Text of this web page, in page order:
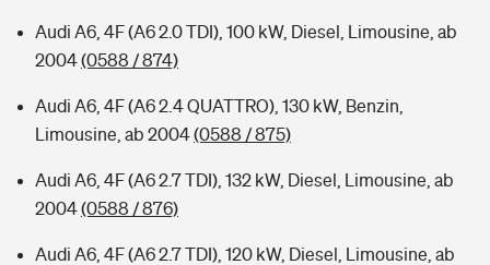
Audi A6, 4F (A6 2.0 TDI), 100 kW, Diesel, Limousine, ab
2004(0588 / 874)
Audi A6, 4F (A6 2.4 QUATTRO), 130 kW, Benzin,
Limousine, ab 2004(0588 / 875)
Audi A6, 4F (A6 2.7 TDI), 132 kW, Diesel, Limousine, ab
2004(0588 / 876)
Audi A6, 4F (A6 2.7 TDI), 120 kW, Diesel, Limousine, ab